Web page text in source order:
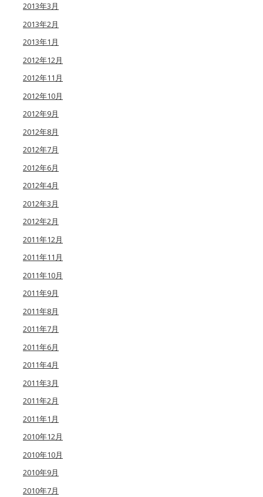
2013年3月
2013年2月
2013年1月
2012年12月
2012年11月
2012年10月
2012年9月
2012年8月
2012年7月
2012年6月
2012年4月
2012年3月
2012年2月
2011年12月
2011年11月
2011年10月
2011年9月
2011年8月
2011年7月
2011年6月
2011年4月
2011年3月
2011年2月
2011年1月
2010年12月
2010年10月
2010年9月
2010年7月